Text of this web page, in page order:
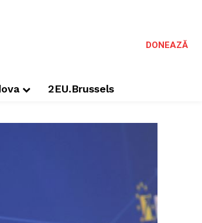
DONEAZĂ
2EU.Brussels